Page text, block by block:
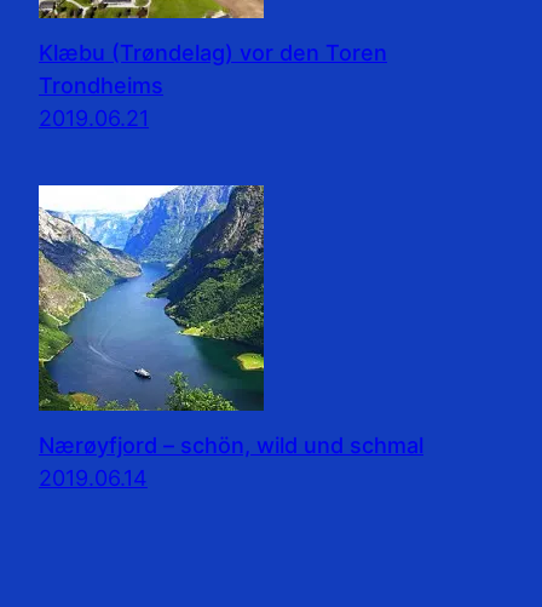
Klæbu (Trøndelag) vor den Toren
Trondheims
2019.06.21
Nærøyfjord – schön, wild und schmal
2019.06.14